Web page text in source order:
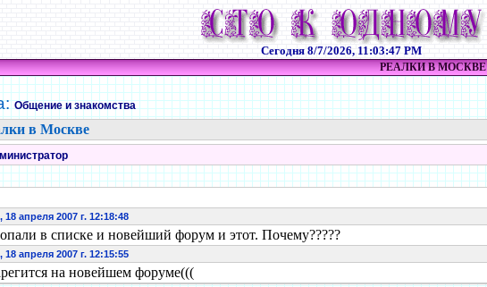
Сегодня 8/7/2026, 11:03:47 PM
РЕАЛКИ В МОСКВЕ
Общение и знакомства
в Москве
, 18 апреля 2007 г. 12:18:48
в списке и новейший форум и этот. Почему?????
, 18 апреля 2007 г. 12:15:55
на новейшем форуме(((